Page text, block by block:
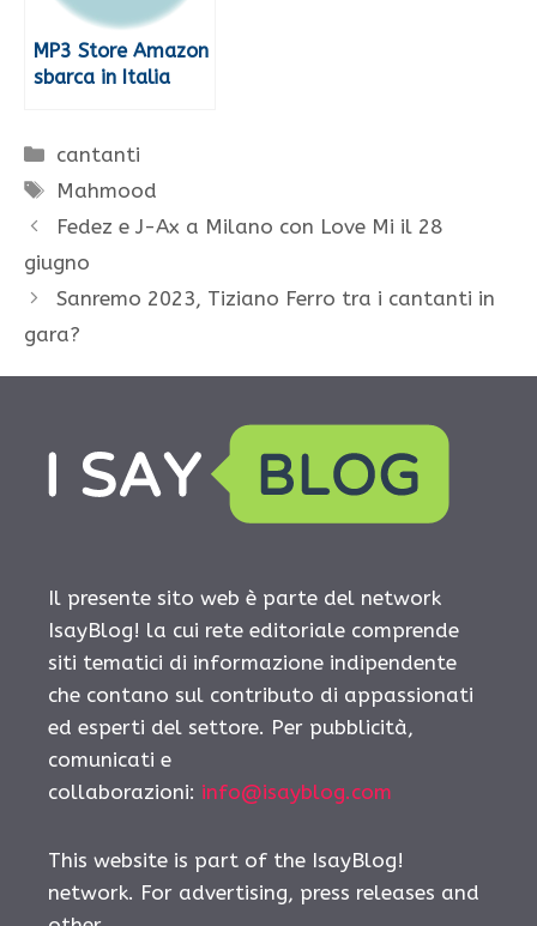
MP3 Store Amazon
sbarca in Italia
Categorie
cantanti
Tag
Mahmood
Fedez e J-Ax a Milano con Love Mi il 28
giugno
Sanremo 2023, Tiziano Ferro tra i cantanti in
gara?
Il presente sito web è parte del network
IsayBlog! la cui rete editoriale comprende
siti tematici di informazione indipendente
che contano sul contributo di appassionati
ed esperti del settore. Per pubblicità,
comunicati e
collaborazioni: info@isayblog.com
This website is part of the IsayBlog!
network. For advertising, press releases and